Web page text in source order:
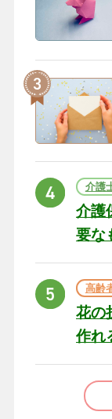
介護
介護
要な
高齢
花の
作れ